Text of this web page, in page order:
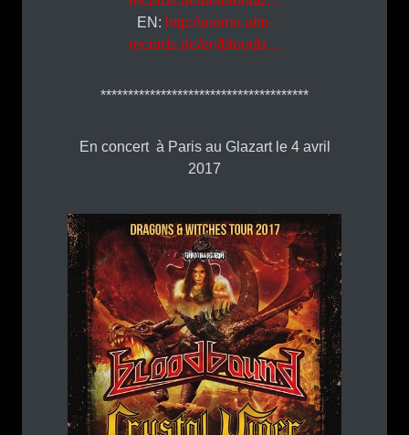
EN: http://promo.afm-
records.de/en/bloodb…
**************************************
En concert à Paris au Glazart le 4 avril
2017